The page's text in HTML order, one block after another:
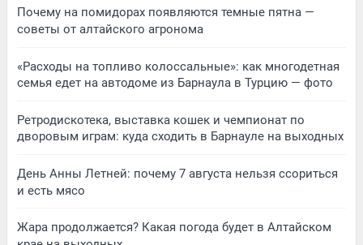
Почему на помидорах появляются темные пятна —
советы от алтайского агронома
«Расходы на топливо колоссальные»: как многодетная
семья едет на автодоме из Барнаула в Турцию — фото
Ретродискотека, выставка кошек и чемпионат по
дворовым играм: куда сходить в Барнауле на выходных
День Анны Летней: почему 7 августа нельзя ссориться
и есть мясо
Жара продолжается? Какая погода будет в Алтайском